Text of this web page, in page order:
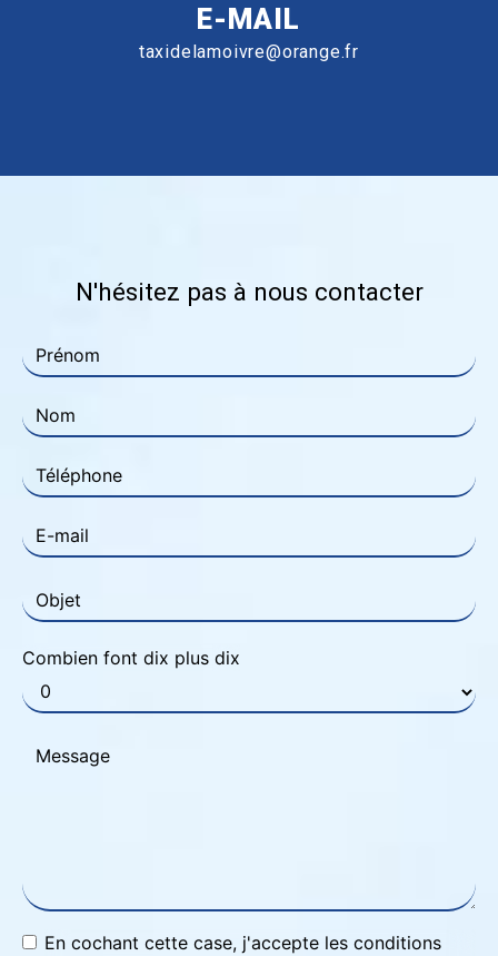
E-MAIL
taxidelamoivre@orange.fr
N'hésitez pas à nous contacter
Combien font dix plus dix
En cochant cette case, j'accepte les conditions